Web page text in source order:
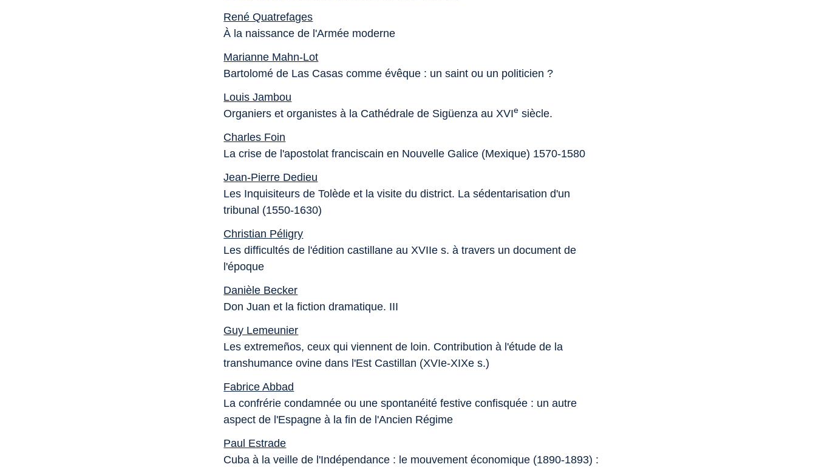
René Quatrefages
À la naissance de l'Armée moderne
Marianne Mahn-Lot
Bartolomé de Las Casas comme évêque : un saint ou un politicien ?
Louis Jambou
Organiers et organistes à la Cathédrale de Sigüenza au XVIe siècle.
Charles Foin
La crise de l'apostolat franciscain en Nouvelle Galice (Mexique) 1570-1580
Jean-Pierre Dedieu
Les Inquisiteurs de Tolède et la visite du district. La sédentarisation d'un
tribunal (1550-1630)
Christian Péligry
Les difficultés de l'édition castillane au XVIIe s. à travers un document de
l'époque
Danièle Becker
Don Juan et la fiction dramatique. III
Guy Lemeunier
Les extremeños, ceux qui viennent de loin. Contribution à l'étude de la
transhumance ovine dans l'Est Castillan (XVIe-XIXe s.)
Fabrice Abbad
La confrérie condamnée ou une spontanéité festive confisquée : un autre
aspect de l'Espagne à la fin de l'Ancien Régime
Paul Estrade
Cuba à la veille de l'Indépendance : le mouvement économique (1890-1893) :